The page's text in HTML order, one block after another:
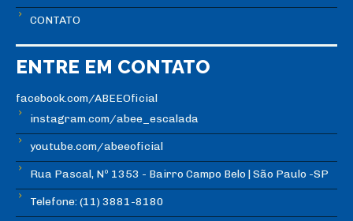
CONTATO
ENTRE EM CONTATO
facebook.com/ABEEOficial
instagram.com/abee_escalada
youtube.com/abeeoficial
Rua Pascal, Nº 1353 - Bairro Campo Belo | São Paulo -SP
Telefone: (11) 3881-8180